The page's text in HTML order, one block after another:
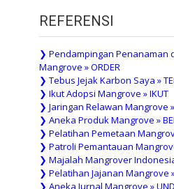
REFERENSI
❯ Pendampingan Penanaman
Mangrove » ORDER
❯ Tebus Jejak Karbon Saya »
❯ Ikut Adopsi Mangrove » IKUT
❯ Jaringan Relawan Mangrove
❯ Aneka Produk Mangrove »
❯ Pelatihan Pemetaan
❯ Patroli Pemantauan
❯ Majalah Mangrover Indonesia
❯ Pelatihan Jajanan Mangrove »
❯ Aneka Jurnal Mangrove »